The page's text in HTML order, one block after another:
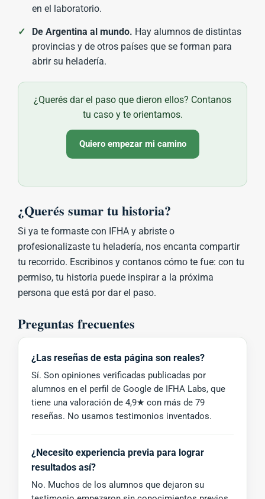
en el laboratorio.
✓ De Argentina al mundo. Hay alumnos de distintas
provincias y de otros países que se forman para
abrir su heladería.
¿Querés dar el paso que dieron ellos? Contanos
tu caso y te orientamos.
Quiero empezar mi camino
¿Querés sumar tu historia?
Si ya te formaste con IFHA y abriste o
profesionalizaste tu heladería, nos encanta compartir
tu recorrido. Escribinos y contanos cómo te fue: con tu
permiso, tu historia puede inspirar a la próxima
persona que está por dar el paso.
Preguntas frecuentes
¿Las reseñas de esta página son reales?
Sí. Son opiniones verificadas publicadas por
alumnos en el perfil de Google de IFHA Labs, que
tiene una valoración de 4,9★ con más de 79
reseñas. No usamos testimonios inventados.
¿Necesito experiencia previa para lograr
resultados así?
No. Muchos de los alumnos que dejaron su